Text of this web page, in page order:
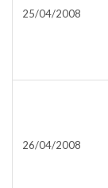
25/04/2008
26/04/2008